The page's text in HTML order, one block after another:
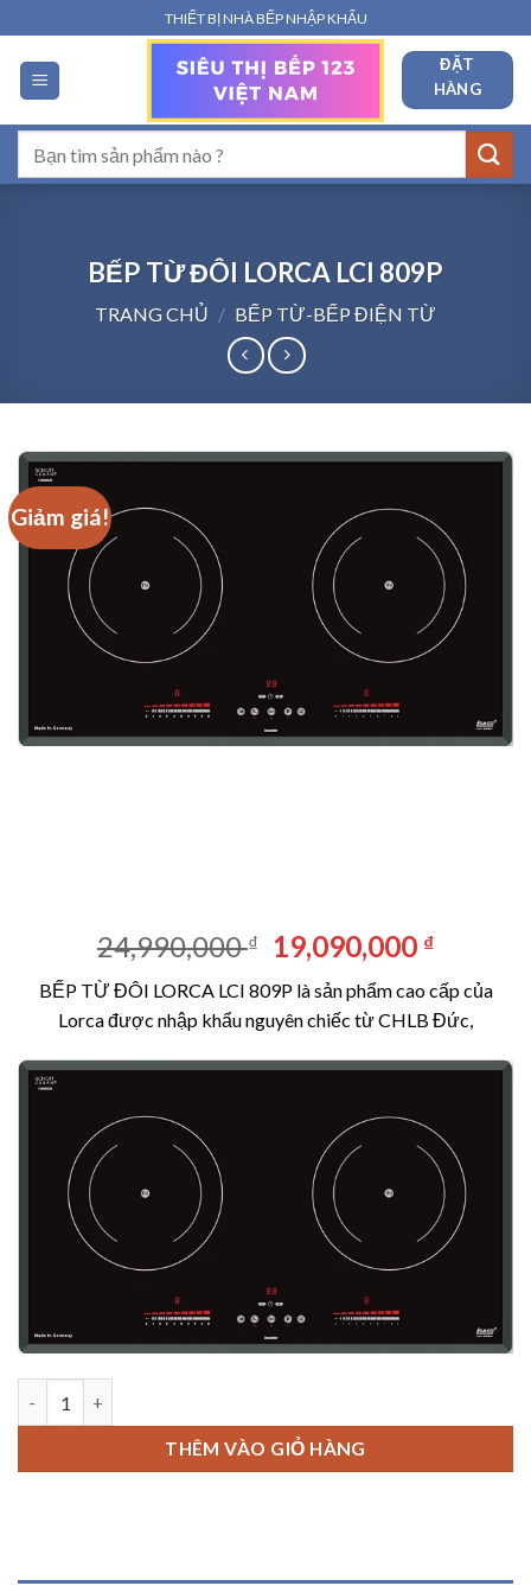
qua
nội
dung
THIẾT BỊ NHÀ BẾP NHẬP KHẨU
ĐẶT
HÀNG
kiếm:
BẾP TỪ ĐÔI LORCA LCI 809P
TRANG CHỦ / BẾP TỪ-BẾP ĐIỆN TỪ
Giảm giá!
24,990,000₫
Giá
gốc
là:
24,990,000 ₫.
19,090,000 ₫Giá
hiện
tại
là:
BẾP TỪ ĐÔI LORCA LCI 809P là sản phẩm cao cấp của
Lorca được nhập khẩu nguyên chiếc từ CHLB Đức,
THÊM VÀO GIỎ HÀNG